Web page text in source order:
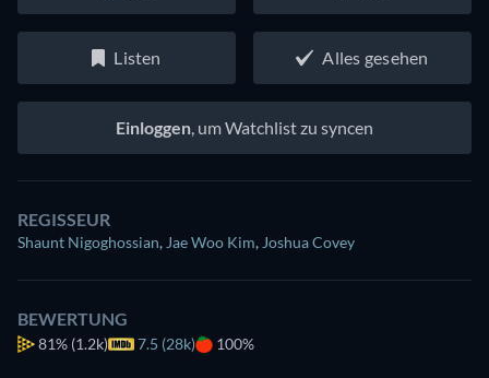
Listen Alles gesehen
Einloggen, um Watchlist zu syncen
REGISSEUR
Shaunt Nigoghossian, Jae Woo Kim, Joshua Covey
BEWERTUNG
81% (1.2k) 7.5 (28k) 100%